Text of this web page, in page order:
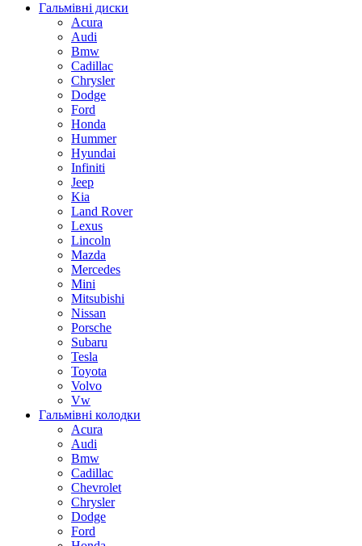
Гальмівні диски
Acura
Audi
Bmw
Cadillac
Chrysler
Dodge
Ford
Honda
Hummer
Hyundai
Infiniti
Jeep
Kia
Land Rover
Lexus
Lincoln
Mazda
Mercedes
Mini
Mitsubishi
Nissan
Porsche
Subaru
Tesla
Toyota
Volvo
Vw
Гальмівні колодки
Acura
Audi
Bmw
Cadillac
Chevrolet
Chrysler
Dodge
Ford